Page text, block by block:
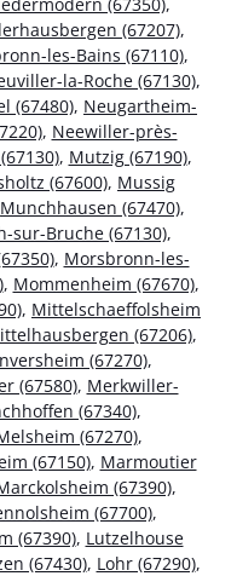
(67207),
les-Bains (67110),
la-Roche (67130),
(67480), Neugartheim-
, Neewiller-près-
, Mutzig (67190),
(67600), Mussig
Munchhausen (67470),
sur-Bruche (67130),
, Morsbronn-les-
, Mommenheim (67670),
, Mittelschaeffolsheim
(67206),
(67270),
(67580), Merkwiller-
(67340),
(67270),
(67150), Marmoutier
(67390),
(67700),
(67390), Lutzelhouse
(67430), Lohr (67290),